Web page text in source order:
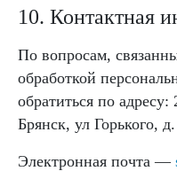
10. Контактная
По вопросам,
обработкой
обратиться по адресу:
Брянск, ул Горького,
Электронная почта —